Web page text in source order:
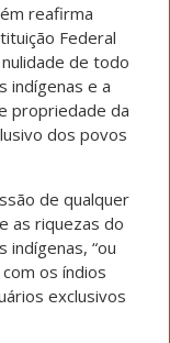
reafirma
Federal
de todo
indígenas e a
propriedade da
dos povos
de qualquer
as riquezas do
“ou
os índios
exclusivos